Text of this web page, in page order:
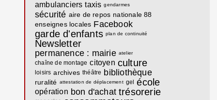
ambulanciers taxis gendarmes
sécurité aire de repos nationale 88
enseignes locales Facebook
garde d'enfants plan de continuité
Newsletter
permanence : mairie atelier
chaîne de montage citoyen culture
loisirs archives théâtre bibliothèque
ruralité attestation de déplacement gel école
opération bon d'achat trésorerie